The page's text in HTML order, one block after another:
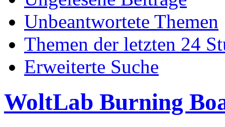
Unbeantwortete Themen
Themen der letzten 24
Erweiterte Suche
WoltLab Burning